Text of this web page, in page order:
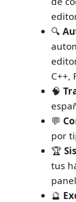
🔍
C++,
🧠
💬
por
🏆
tus
🔮